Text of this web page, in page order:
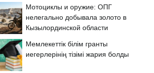
Мотоциклы и оружие: ОПГ
нелегально добывала золото в
Кызылординской области
Мемлекеттік білім гранты
иегерлерінің тізімі жария болды